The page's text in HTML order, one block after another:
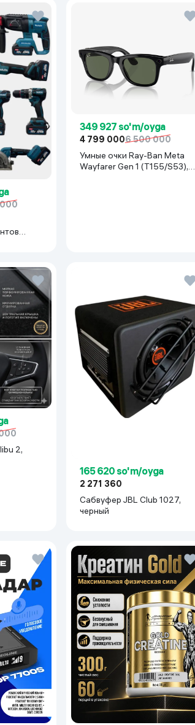
349 927 so'm/oyga
4 799 0006 500 000
Умные очки Ray-Ban Meta
Wayfarer Gen 1 (T155/S53),
2,
165 620 so'm/oyga
2 271 360
Сабвуфер JBL Club 1027,
черный